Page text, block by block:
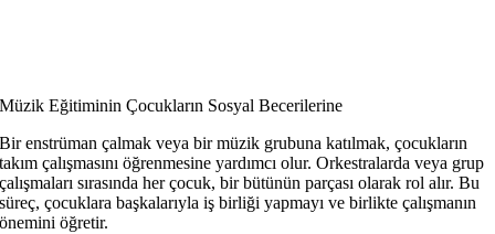
Müzik Eğitiminin Çocukların Sosyal Becerilerine
Bir enstrüman çalmak veya bir müzik grubuna katılmak, çocukların
takım çalışmasını öğrenmesine yardımcı olur. Orkestralarda veya grup
çalışmaları sırasında her çocuk, bir bütünün parçası olarak rol alır. Bu
süreç, çocuklara başkalarıyla iş birliği yapmayı ve birlikte çalışmanın
önemini öğretir.